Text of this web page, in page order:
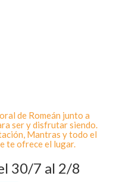
de Romeán junto a
ser y disfrutar siendo.
Mantras y todo el
te ofrece el lugar.
30/7 al 2/8